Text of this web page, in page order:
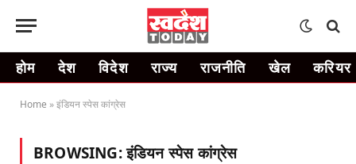
होम देश विदेश राज्य राजनीति खेल करियर
Home »इंडियन स्पेस कांग्रेस
BROWSING:इंडियन स्पेस कांग्रेस